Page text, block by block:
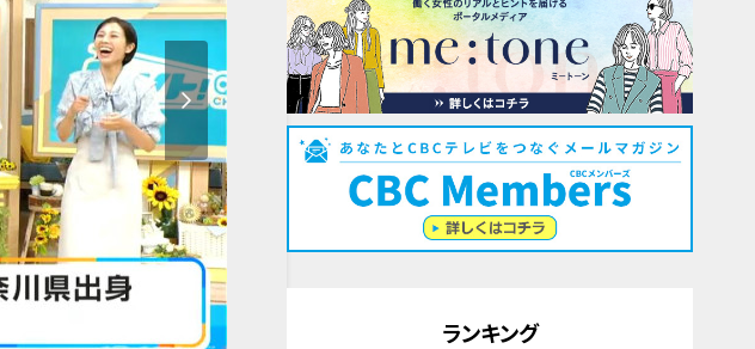
ランキング